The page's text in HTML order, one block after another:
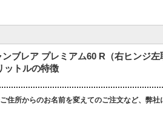
ブレア プレミアム60 R（右ヒンジ左
トルの特徴
住所からのお名前を変えてのご注文など、弊